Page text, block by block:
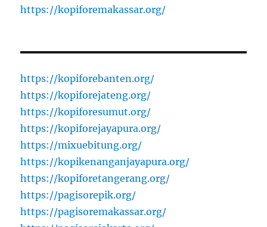
https://kopiforemakassar.org/
https://kopiforebanten.org/
https://kopiforejateng.org/
https://kopiforesumut.org/
https://kopiforejayapura.org/
https://mixuebitung.org/
https://kopikenanganjayapura.org/
https://kopiforetangerang.org/
https://pagisorepik.org/
https://pagisoremakassar.org/